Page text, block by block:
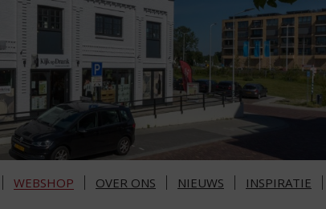
WEBSHOP OVER ONS NIEUWS INSPIRATIE